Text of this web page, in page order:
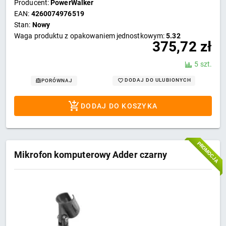
Producent: PowerWalker
EAN: 4260074976519
Stan: Nowy
Waga produktu z opakowaniem jednostkowym:5.32
375,72 zł
5 szt.
PORÓWNAJ DODAJ DO ULUBIONYCH
DODAJ DO KOSZYKA
Mikrofon komputerowy Adder czarny PROMOCJA